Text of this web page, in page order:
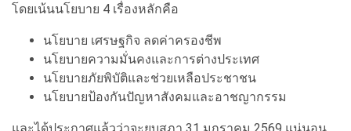
โดยเน้นนโยบาย 4 เรื่องหลักคือ
นโยบาย เศรษฐกิจ ลดค่าครองชีพ
นโยบายความมั่นคงและการต่างประเทศ
นโยบายภัยพิบัติและช่วยเหลือประชาชน
นโยบายป้องกันปัญหาสังคมและอาชญากรรม